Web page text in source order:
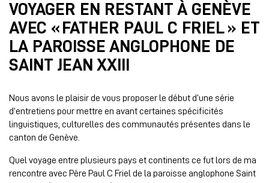
VOYAGER EN RESTANT À GENÈVE
AVEC « FATHER PAUL C FRIEL » ET
LA PAROISSE ANGLOPHONE DE
SAINT JEAN XXIII
Nous avons le plaisir de vous proposer le début d’une série
d’entretiens pour mettre en avant certaines spécificités
linguistiques, culturelles des communautés présentes dans le
canton de Genève.
Quel voyage entre plusieurs pays et continents ce fut lors de ma
rencontre avec Père Paul C Friel de la paroisse anglophone Saint